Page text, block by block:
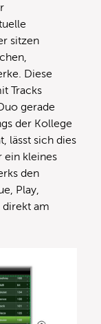
sitzen
Diese
Tracks
gerade
der Kollege
lässt sich dies
ein kleines
den
Play,
direkt am